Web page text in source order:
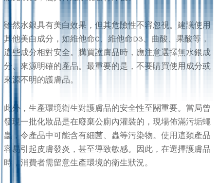
雖然水銀具有美白效果，但其危險性不容忽視。建議使用
其他美白成分，如維他命C、維他命D3、曲酸、果酸等，
這些成分相對安全。購買護膚品時，應注意選擇無水銀成
分、來源明確的產品。最重要的是，不要購買使用成分或
來源不明的護膚品。
此外，生產環境衛生對護膚品的安全性至關重要。當局曾
發現一批化妝品是在廢棄公廁內灌裝的，現場佈滿污垢蠅
蟲，令產品中可能含有細菌、蟲等污染物。使用這類產品
容易引起皮膚發炎，甚至導致敏感。因此，在選擇護膚品
時，消費者需留意生產環境的衛生狀況。